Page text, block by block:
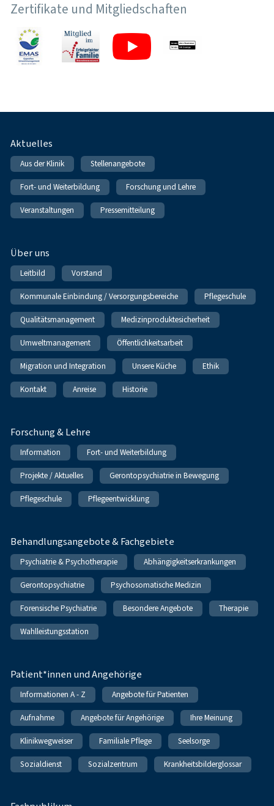
Zertifikate und Mitgliedschaften
Fußnavigation
Aktuelles
Aus der Klinik Stellenangebote
Fort- und Weiterbildung Forschung und Lehre
Veranstaltungen Pressemitteilung
Über uns
Leitbild Vorstand
Kommunale Einbindung / Versorgungsbereiche Pflegeschule
Qualitätsmanagement Medizinproduktesicherheit
Umweltmanagement Öffentlichkeitsarbeit
Migration und Integration Unsere Küche Ethik
Kontakt Anreise Historie
Forschung & Lehre
Information Fort- und Weiterbildung
Projekte / Aktuelles Gerontopsychiatrie in Bewegung
Pflegeschule Pflegeentwicklung
Behandlungsangebote & Fachgebiete
Psychiatrie & Psychotherapie Abhängigkeitserkrankungen
Gerontopsychiatrie Psychosomatische Medizin
Forensische Psychiatrie Besondere Angebote Therapie
Wahlleistungsstation
Patient*innen und Angehörige
Informationen A - Z Angebote für Patienten
Aufnahme Angebote für Angehörige Ihre Meinung
Klinikwegweiser Familiale Pflege Seelsorge
Sozialdienst Sozialzentrum Krankheitsbilderglossar